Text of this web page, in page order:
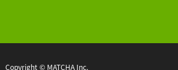
Copyright © MATCHA Inc.